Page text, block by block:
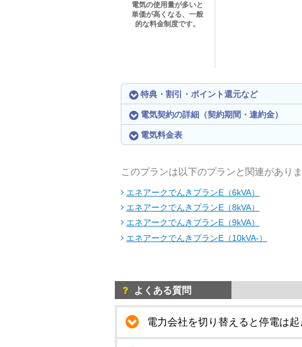
電気の使用量が多いと
単価が高くなる、一般
的な料金制度です。
特典・割引・ポイント還元など
電気契約の詳細（契約期間・違約金）
電気料金表
このプランは以下のプランと関連があり
エネアークでんきプランE（6kVA）
エネアークでんきプランE（8kVA）
エネアークでんきプランE（9kVA）
エネアークでんきプランE（10kVA-）
よくある質問
電力会社を切り替えると停電は